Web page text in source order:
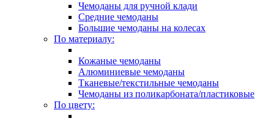
Чемоданы для ручной клади
Средние чемоданы
Большие чемоданы на колесах
По материалу:
Кожаные чемоданы
Алюминиевые чемоданы
Тканевые/текстильные чемоданы
Чемоданы из поликарбоната/пластиковые
По цвету: